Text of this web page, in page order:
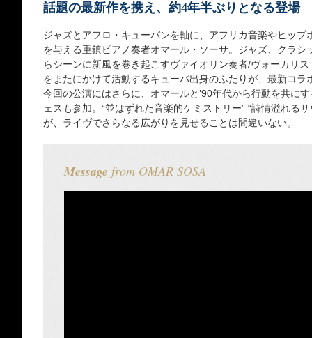
話題の最新作を携え、約4年半ぶりとなる登場
ジャズとアフロ・キューバンを軸に、アフリカ音楽やヒッ
を与える重鎮ピアノ奏者オマール・ソーサ。ジャズ、クラ
らシーンに新風を巻き起こすヴァイオリン奏者/ヴォーカリ
をまたにかけて活動するキューバ出身のふたりが、最新コ
今回の公演にはさらに、オマールと’90年代から行動を共に
ェスも参加。“並はずれた音楽的ケミストリー” “詩情溢れる
が、ライヴでさらなる広がりを見せることは間違いない。
Message from OMAR SOSA